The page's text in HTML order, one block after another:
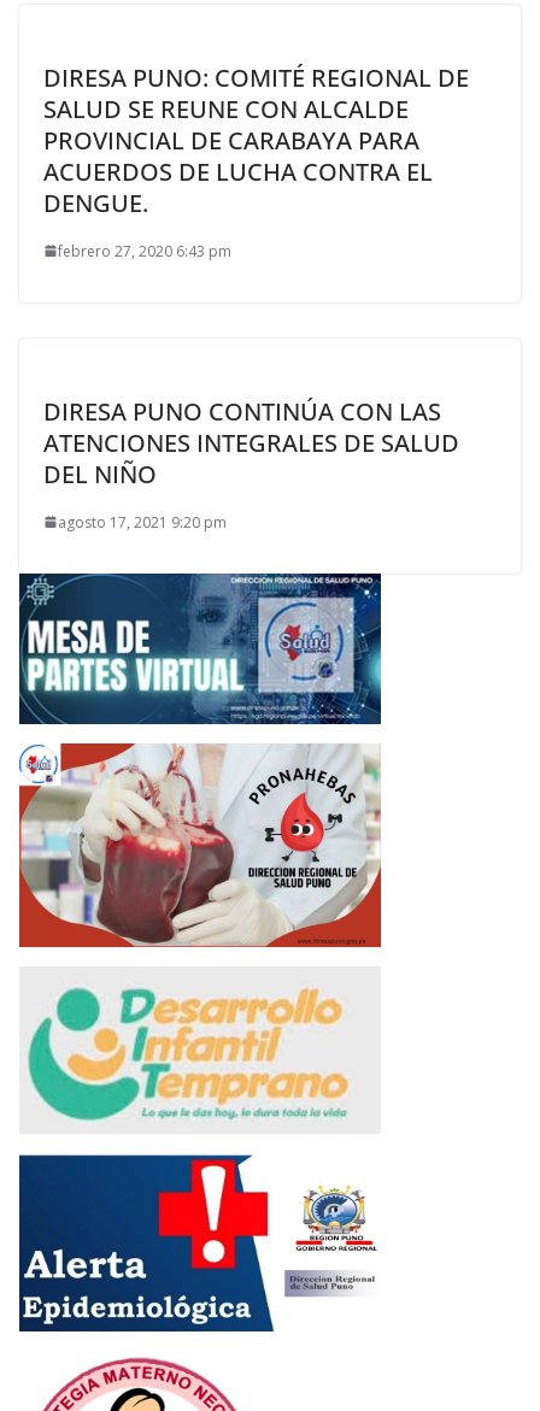
DIRESA PUNO: COMITÉ REGIONAL DE
SALUD SE REUNE CON ALCALDE
PROVINCIAL DE CARABAYA PARA
ACUERDOS DE LUCHA CONTRA EL
DENGUE.
febrero 27, 2020 6:43 pm
DIRESA PUNO CONTINÚA CON LAS
ATENCIONES INTEGRALES DE SALUD
DEL NIÑO
agosto 17, 2021 9:20 pm